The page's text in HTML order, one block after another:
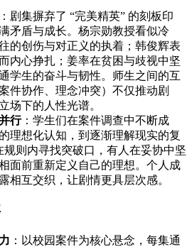
：剧集摒弃了 “完美精英” 的刻板印
矛盾与成长。杨宗勋教授看似冷
的创伤与对正义的执着；韩俊辉表
内心挣扎；姜率在贫困与歧视中坚
学生的奋斗与韧性。师生之间的互
件协作、理念冲突）不仅推动剧
场下的人性光谱。
行：学生们在案件调查中不断成
理想化认知，到逐渐理解现实的复
则内寻找突破口，有人在妥协中坚
面前重新定义自己的理想。个人成
相互交织，让剧情更具层次感。
：以校园案件为核心悬念，每集通